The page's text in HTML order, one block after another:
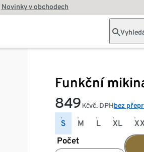
Novinky v obchodech
Funkční
849 Kčvč. DPHbez
S M L XL
Počet